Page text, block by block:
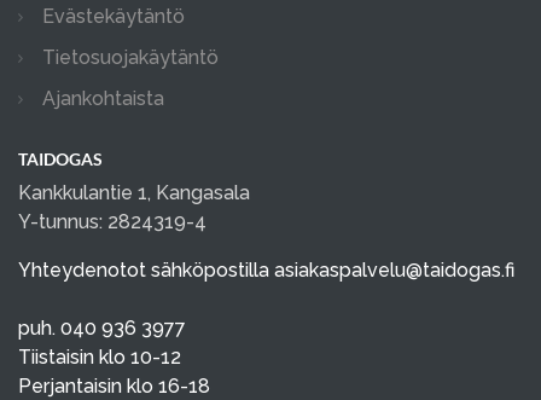
Evästekäytäntö
Tietosuojakäytäntö
Ajankohtaista
TAIDOGAS
Kankkulantie 1, Kangasala
Y-tunnus: 2824319-4
Yhteydenotot sähköpostilla asiakaspalvelu@taidogas.fi
puh. 040 936 3977
Tiistaisin klo 10-12
Perjantaisin klo 16-18